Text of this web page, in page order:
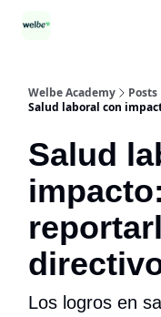
Welbe Academy
Posts
Salud laboral con
Salud
Los logros en